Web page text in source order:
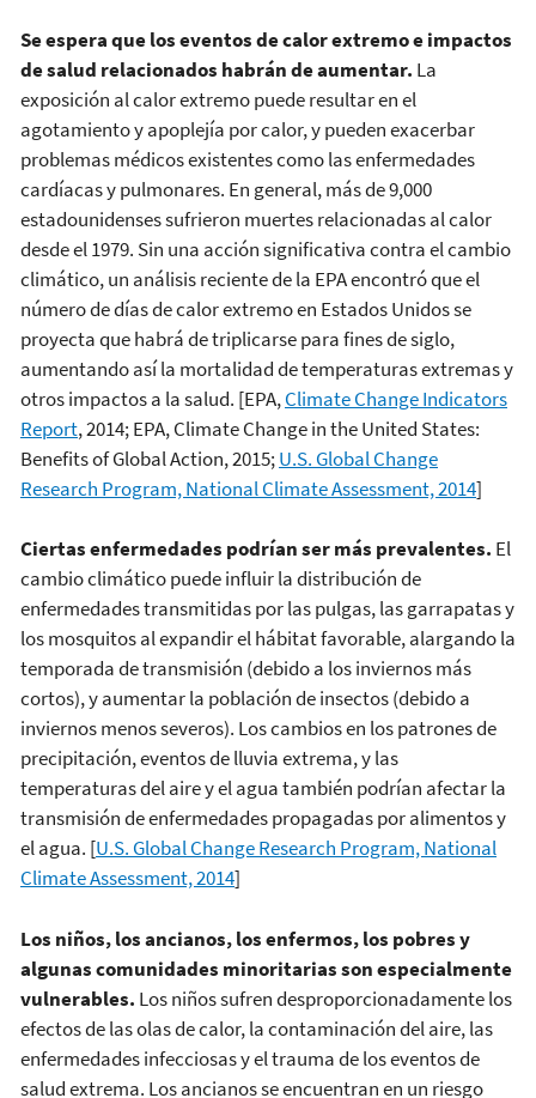
Se espera que los eventos de calor extremo e impactos
de salud relacionados habrán de aumentar. La
exposición al calor extremo puede resultar en el
agotamiento y apoplejía por calor, y pueden exacerbar
problemas médicos existentes como las enfermedades
cardíacas y pulmonares. En general, más de 9,000
estadounidenses sufrieron muertes relacionadas al calor
desde el 1979. Sin una acción significativa contra el cambio
climático, un análisis reciente de la EPA encontró que el
número de días de calor extremo en Estados Unidos se
proyecta que habrá de triplicarse para fines de siglo,
aumentando así la mortalidad de temperaturas extremas y
otros impactos a la salud. [EPA,Climate Change Indicators
Report, 2014; EPA, Climate Change in the United States:
Benefits of Global Action, 2015;U.S. Global Change
Research Program, National Climate Assessment, 2014]
Ciertas enfermedades podrían ser más prevalentes. El
cambio climático puede influir la distribución de
enfermedades transmitidas por las pulgas, las garrapatas y
los mosquitos al expandir el hábitat favorable, alargando la
temporada de transmisión (debido a los inviernos más
cortos), y aumentar la población de insectos (debido a
inviernos menos severos). Los cambios en los patrones de
precipitación, eventos de lluvia extrema, y las
temperaturas del aire y el agua también podrían afectar la
transmisión de enfermedades propagadas por alimentos y
el agua. [U.S. Global Change Research Program, National
Climate Assessment, 2014]
Los niños, los ancianos, los enfermos, los pobres y
algunas comunidades minoritarias son especialmente
vulnerables. Los niños sufren desproporcionadamente los
efectos de las olas de calor, la contaminación del aire, las
enfermedades infecciosas y el trauma de los eventos de
salud extrema. Los ancianos se encuentran en un riesgo